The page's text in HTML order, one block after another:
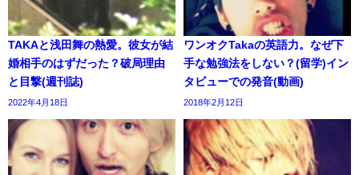
TAKAと浅田舞の熱愛。彼女が結
婚相手のはずだった？破局理由
と目撃(週刊誌)
2022年4月18日
ワンオクTakaの英語力。なぜ下
手な勉強法をしない？(留学)イン
タビューでの発音(動画)
2018年2月12日